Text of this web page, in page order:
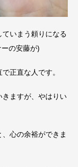
いまう頼りになる
の安藤が)
正直な人です。
ますが、やはりい
心の余裕ができま